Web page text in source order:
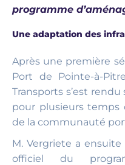
programme
Une adaptation des
Après une première
Port de Pointe-à-
Transports s’est
pour plusieurs temps
de la communauté
M. Vergriete a
officiel du